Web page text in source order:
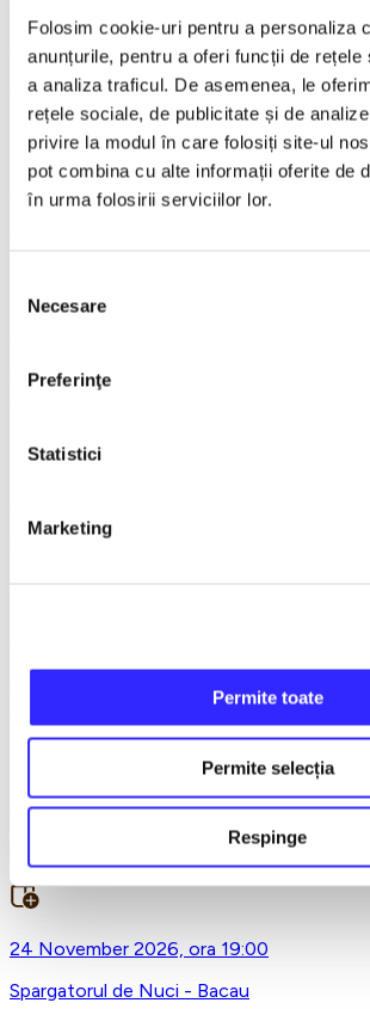
Folosim cookie-uri pentru a personaliza
anunțurile, pentru a oferi funcții de rețele
a analiza traficul. De asemenea, le
rețele sociale, de publicitate și de
privire la modul în care folosiți site-ul
pot combina cu alte informații oferite de
în urma folosirii serviciilor lor.
consimțământului
Necesare
Preferinţe
Statistici
Marketing
Permite toate
Permite selecția
Respinge
21 November 2026, ora 19:00
Spargatorul de Nuci - Constanta
22 November 2026, ora 19:00
SPARGATORUL DE NUCI - Turneu
Spargatorul de Nuci - Ploiesti
24 November 2026, ora 19:00
SPARGATORUL DE NUCI - Turneu
24 November 2026, ora 19:00
Spargatorul de Nuci - Bacau